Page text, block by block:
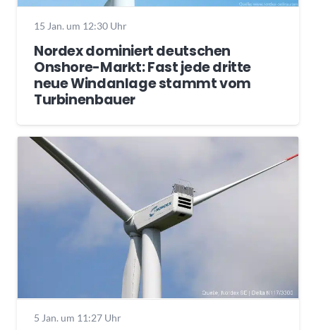
15 Jan. um 12:30 Uhr
Nordex dominiert deutschen
Onshore-Markt: Fast jede dritte
neue Windanlage stammt vom
Turbinenbauer
5 Jan. um 11:27 Uhr